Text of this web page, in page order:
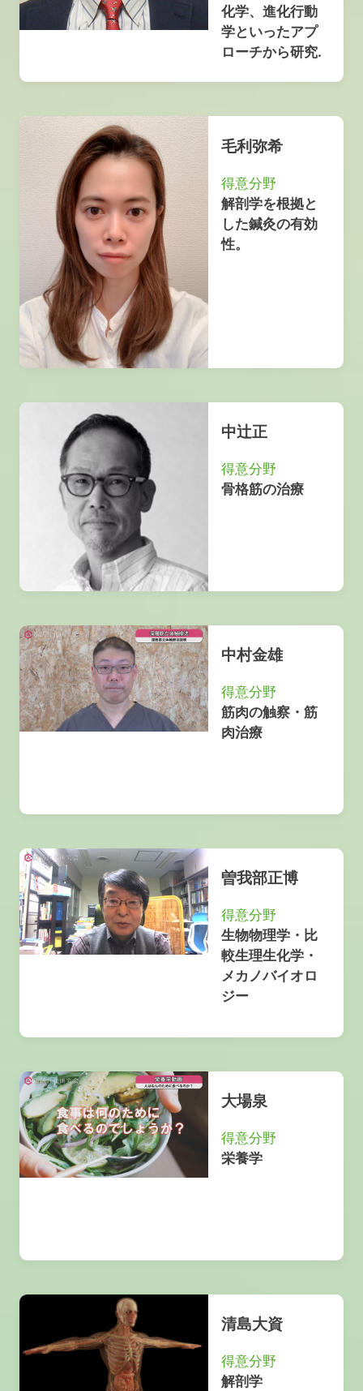
化学、進化行動
学といったアプ
ローチから研究.
毛利弥希
得意分野
解剖学を根拠と
した鍼灸の有効
性。
中辻正
得意分野
骨格筋の治療
中村金雄
得意分野
筋肉の触察・筋
肉治療
曽我部正博
得意分野
生物物理学・比
較生理生化学・
メカノバイオロ
ジー
大場泉
得意分野
栄養学
清島大資
得意分野
解剖学